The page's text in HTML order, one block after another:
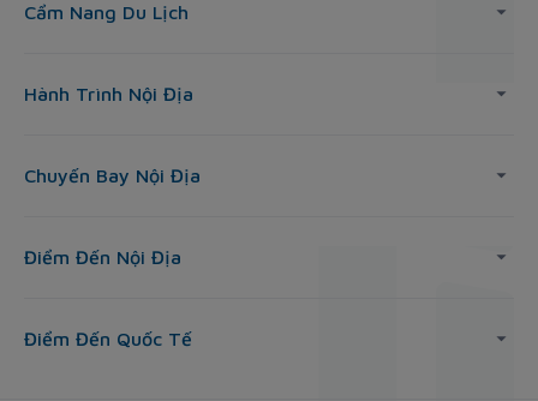
Cẩm Nang Du Lịch
Hành Trình Nội Địa
Chuyến Bay Nội Địa
Điểm Đến Nội Địa
Điểm Đến Quốc Tế